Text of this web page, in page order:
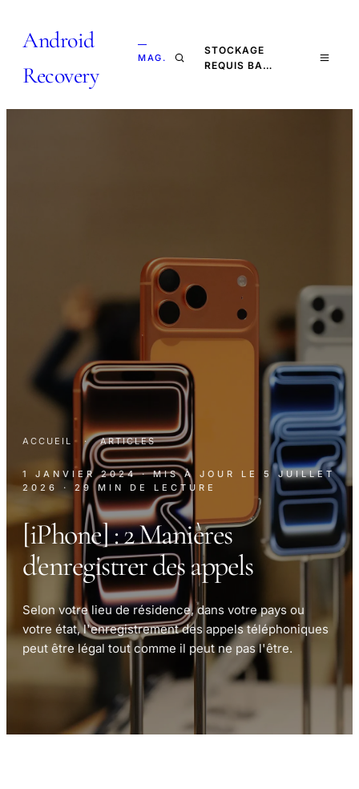
Android
Recovery
—
MAG.
STOCKAGE
REQUIS BA…
ACCUEIL · ARTICLES
1 JANVIER 2024 · MIS À JOUR LE 5 JUILLET
2026
· 29 MIN DE LECTURE
[iPhone] : 2 Manières
d'enregistrer des appels
Selon votre lieu de résidence, dans votre pays ou
votre état, l'enregistrement des appels téléphoniques
peut être légal tout comme il peut ne pas l'être.